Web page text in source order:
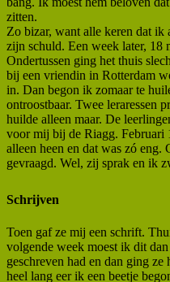
zitten.
Zo bizar, want alle keren dat
zijn schuld. Een week later, 18
Ondertussen ging het thuis
bij een vriendin in Rotterdam
in. Dan begon ik zomaar te
ontroostbaar. Twee leraressen
huilde alleen maar. De
voor mij bij de Riagg. Februari
alleen heen en dat was zó
gevraagd. Wel, zij sprak en ik
Schrijven
Toen gaf ze mij een schrift.
volgende week moest ik dit
geschreven had en dan ging
heel lang eer ik een beetje